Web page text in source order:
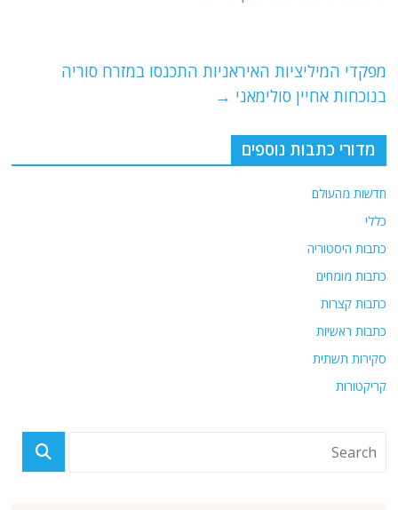
p
o
מפקדי המיליציות האיראניות התכנסו במזרח סוריה
בנוכחות אחיין סולימאני →
מדורי כתבות נוספים
חדשות מהעולם
כללי
כתבות היסטוריה
כתבות מומחים
כתבות קצרות
כתבות ראשיות
סקירות תשתית
קריקטורות